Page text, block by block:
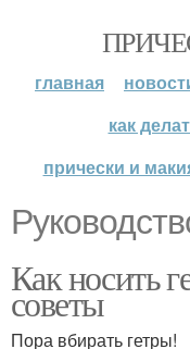
главная
как
прически и
Как носить
советы
Пора вбирать гетры!